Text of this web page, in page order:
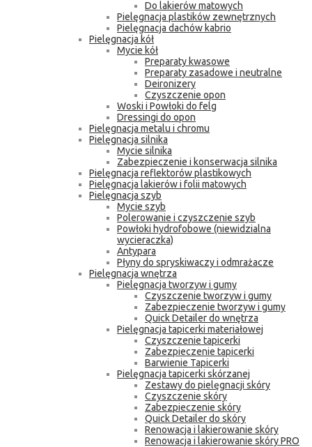
Do lakierów matowych
Pielęgnacja plastików zewnętrznych
Pielęgnacja dachów kabrio
Pielęgnacja kół
Mycie kół
Preparaty kwasowe
Preparaty zasadowe i neutralne
Deironizery
Czyszczenie opon
Woski i Powłoki do felg
Dressingi do opon
Pielęgnacja metalu i chromu
Pielęgnacja silnika
Mycie silnika
Zabezpieczenie i konserwacja silnika
Pielęgnacja reflektorów plastikowych
Pielęgnacja lakierów i folii matowych
Pielęgnacja szyb
Mycie szyb
Polerowanie i czyszczenie szyb
Powłoki hydrofobowe (niewidzialna
wycieraczka)
Antypara
Płyny do spryskiwaczy i odmrażacze
Pielęgnacja wnętrza
Pielęgnacja tworzyw i gumy
Czyszczenie tworzyw i gumy
Zabezpieczenie tworzyw i gumy
Quick Detailer do wnętrza
Pielęgnacja tapicerki materiałowej
Czyszczenie tapicerki
Zabezpieczenie tapicerki
Barwienie Tapicerki
Pielęgnacja tapicerki skórzanej
Zestawy do pielęgnacji skóry
Czyszczenie skóry
Zabezpieczenie skóry
Quick Detailer do skóry
Renowacja i lakierowanie skóry
Renowacja i lakierowanie skóry PRO